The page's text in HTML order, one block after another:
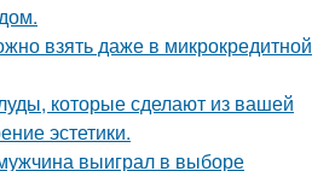
взять даже в микрокредитной
которые сделают из вашей
эстетики.
выиграл в выборе